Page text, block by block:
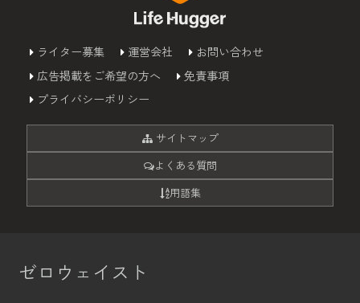
ライター募集 運営会社
お問い合わせ
広告掲載をご希望の方へ
免責事項
プライバシーポリシー
サイトマップ
よくある質問
用語集
ゼロウェイスト